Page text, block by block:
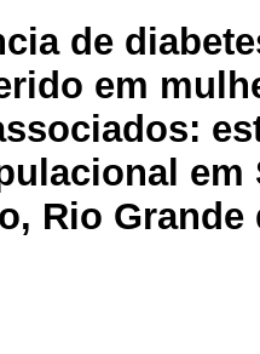
de
em
em
Rio Grande